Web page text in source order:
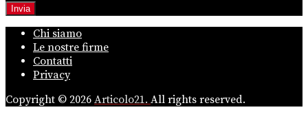
Chi siamo
Le nostre firme
Contatti
Privacy
Copyright © 2026 Articolo21. All rights reserved.